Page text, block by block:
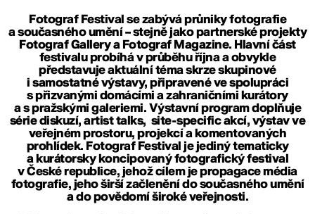
Fotograf Festival se zabývá průniky fotografie
a současného umění – stejně jako partnerské projekty
Fotograf Gallerya Fotograf Magazine. Hlavní část
festivalu probíhá v průběhu října a obvykle
představuje aktuální téma skrze skupinové
i samostatné výstavy, připravené ve spolupráci
s přizvanými domácími a zahraničními kurátory
a s pražskými galeriemi. Výstavní program doplňuje
série diskuzí, artist talks, site-specific akcí, výstav ve
veřejném prostoru, projekcí a komentovaných
prohlídek. Fotograf Festival je jediný tematicky
a kurátorsky koncipovaný fotografický festival
v České republice, jehož cílem je propagace média
fotografie, jeho širší začlenění do současného umění
a do povědomí široké veřejnosti.